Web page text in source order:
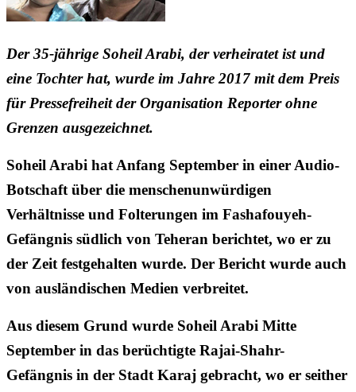
Der 35-jährige Soheil Arabi, der verheiratet ist und
eine Tochter hat, wurde im Jahre 2017 mit dem Preis
für Pressefreiheit der Organisation Reporter ohne
Grenzen ausgezeichnet.
Soheil Arabi hat Anfang September in einer Audio-
Botschaft über die menschenunwürdigen
Verhältnisse und Folterungen im Fashafouyeh-
Gefängnis südlich von Teheran berichtet, wo er zu
der Zeit festgehalten wurde. Der Bericht wurde auch
von ausländischen Medien verbreitet.
Aus diesem Grund wurde Soheil Arabi Mitte
September in das berüchtigte Rajai-Shahr-
Gefängnis in der Stadt Karaj gebracht, wo er seither